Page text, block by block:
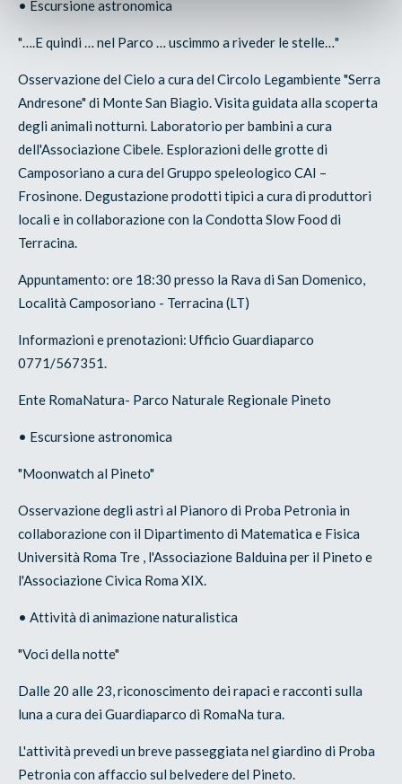
• Escursione astronomica
"….E quindi … nel Parco … uscimmo a riveder le stelle…"
Osservazione del Cielo a cura del Circolo Legambiente "Serra
Andresone" di Monte San Biagio. Visita guidata alla scoperta
degli animali notturni. Laboratorio per bambini a cura
dell'Associazione Cibele. Esplorazioni delle grotte di
Camposoriano a cura del Gruppo speleologico CAI –
Frosinone. Degustazione prodotti tipici a cura di produttori
locali e in collaborazione con la Condotta Slow Food di
Terracina.
Appuntamento: ore 18:30 presso la Rava di San Domenico,
Località Camposoriano - Terracina (LT)
Informazioni e prenotazioni: Ufficio Guardiaparco
0771/567351.
Ente RomaNatura- Parco Naturale Regionale Pineto
• Escursione astronomica
"Moonwatch al Pineto"
Osservazione degli astri al Pianoro di Proba Petronia in
collaborazione con il Dipartimento di Matematica e Fisica
Università Roma Tre , l'Associazione Balduina per il Pineto e
l'Associazione Civica Roma XIX.
• Attività di animazione naturalistica
"Voci della notte"
Dalle 20 alle 23, riconoscimento dei rapaci e racconti sulla
luna a cura dei Guardiaparco di RomaNa tura.
L'attività prevedi un breve passeggiata nel giardino di Proba
Petronia con affaccio sul belvedere del Pineto.